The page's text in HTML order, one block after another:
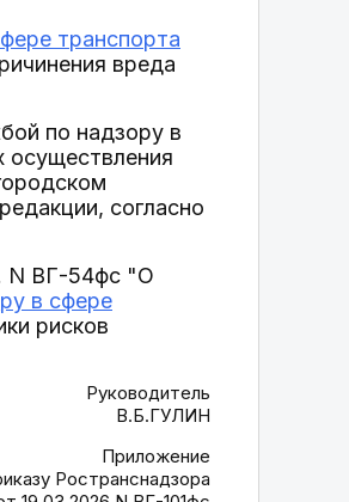
транспорта
вреда
по надзору в
осуществления
согласно
N ВГ-54фс "О
в сфере
рисков
Руководитель
В.Б.ГУЛИН
Приложение
Ространснадзора